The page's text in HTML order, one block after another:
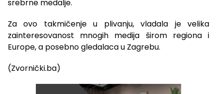
srebrne medalje.
Za ovo takmičenje u plivanju, vladala je velika
zainteresovanost mnogih medija širom regiona i
Europe, a posebno gledalaca u Zagrebu.
(Zvornički.ba)